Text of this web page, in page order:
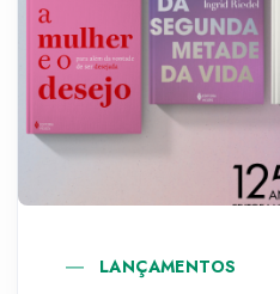
LANÇAMENTOS